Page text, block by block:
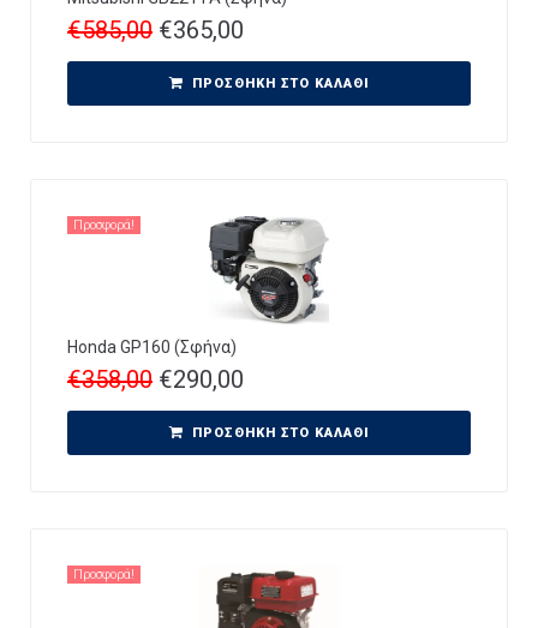
€585,00 €365,00
ΠΡΟΣΘΉΚΗ ΣΤΟ ΚΑΛΆΘΙ
Προσφορά!
Honda GP160 (Σφήνα)
€358,00 €290,00
ΠΡΟΣΘΉΚΗ ΣΤΟ ΚΑΛΆΘΙ
Προσφορά!